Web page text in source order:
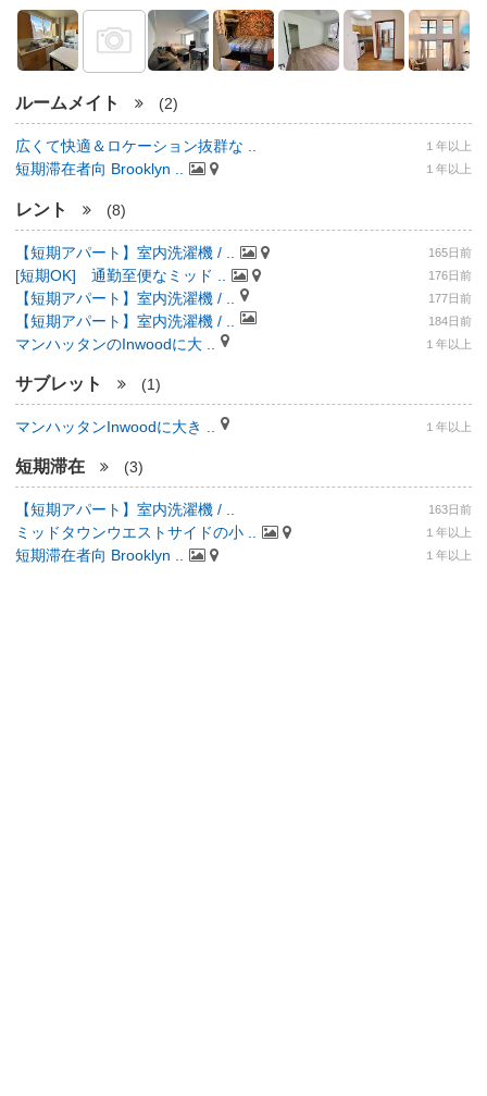
ルームメイト (2)
広くて快適＆ロケーション抜群な .. １年以上
短期滞在者向 Brooklyn .. １年以上
レント (8)
【短期アパート】室内洗濯機 / .. 165日前
[短期OK] 通勤至便なミッド .. 176日前
【短期アパート】室内洗濯機 / .. 177日前
【短期アパート】室内洗濯機 / .. 184日前
マンハッタンのInwoodに大 .. １年以上
サブレット (1)
マンハッタンInwoodに大き .. １年以上
短期滞在 (3)
【短期アパート】室内洗濯機 / .. 163日前
ミッドタウンウエストサイドの小 .. １年以上
短期滞在者向 Brooklyn .. １年以上